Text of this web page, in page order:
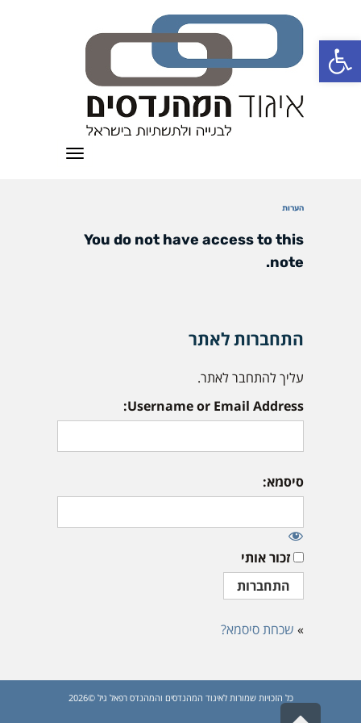
פתח סרגל נגישות
תפריט
הערות
You do not have access to this
note.
התחברות לאתר
עליך להתחבר לאתר.
Username or Email Address:
סיסמא:
זכור אותי
» שכחת סיסמא?
כל הזכויות שמורות לאיגוד המהנדסים והמהנדס רפאל גיל ©2026